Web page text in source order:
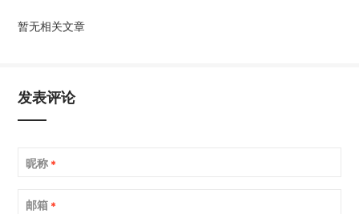
暂无相关文章
发表评论
昵称 *
邮箱 *